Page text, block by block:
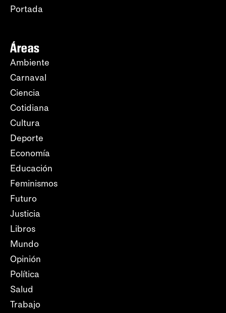
Portada
Áreas
Ambiente
Carnaval
Ciencia
Cotidiana
Cultura
Deporte
Economía
Educación
Feminismos
Futuro
Justicia
Libros
Mundo
Opinión
Política
Salud
Trabajo